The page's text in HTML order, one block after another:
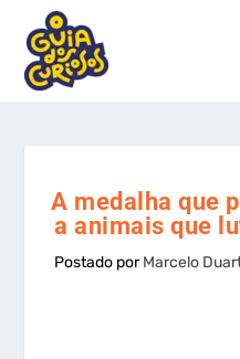
A medalha que
a animais que
Postado porMarcelo